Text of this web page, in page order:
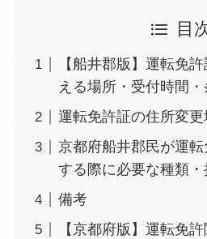
目
【船井郡版】運転免
える場所・受付時間
運転免許証の住所変
京都府船井郡民が運
する際に必要な種類・
備考
【京都府版】運転免